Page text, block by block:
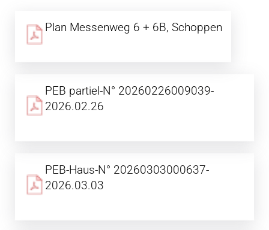
Plan Messenweg 6 + 6B, Schoppen
PEB partiel-N° 20260226009039-
2026.02.26
PEB-Haus-N° 20260303000637-
2026.03.03